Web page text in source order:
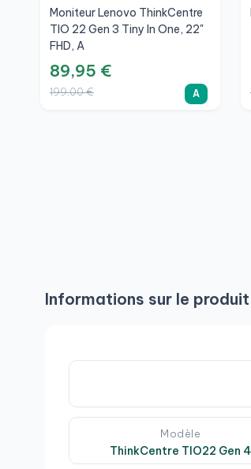
Moniteur Lenovo ThinkCentre
TIO 22 Gen 3 Tiny In One, 22"
FHD, A
89,95 €
199,00 € A
Informations sur le produit
Modèle
ThinkCentre TIO22 Gen 4